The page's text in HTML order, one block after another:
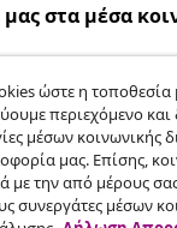
στα μέσα
από τη
υπαναχώρησης
ώστε η τοποθεσία
περιεχόμενο και
μέσων κοινωνικής
μας. Επίσης,
με την από μέρους
συνεργάτες μέσων